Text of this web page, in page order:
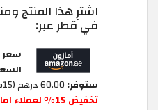
اشترِ هذا المنتج
في قطر عبر:
سعر
ستوفر:
تخفيض 15% لعملاء امازون الجدد